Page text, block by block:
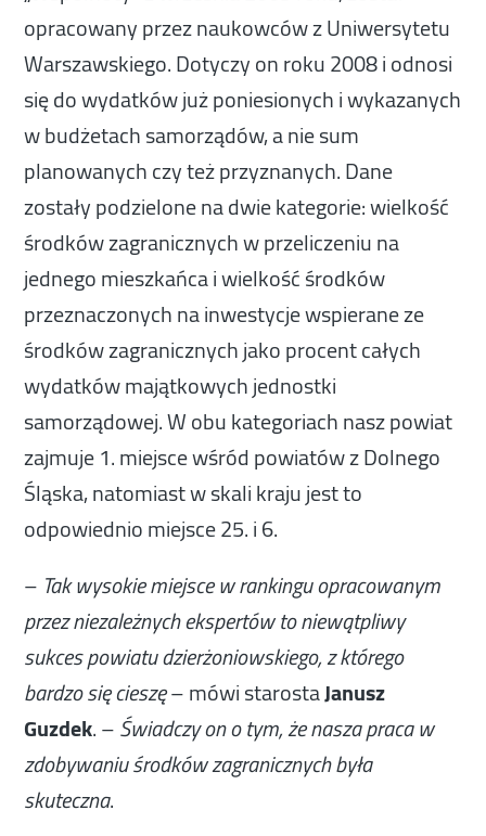
opracowany przez naukowców z Uniwersytetu
Warszawskiego. Dotyczy on roku 2008 i odnosi
się do wydatków już poniesionych i wykazanych
w budżetach samorządów, a nie sum
planowanych czy też przyznanych. Dane
zostały podzielone na dwie kategorie: wielkość
środków zagranicznych w przeliczeniu na
jednego mieszkańca i wielkość środków
przeznaczonych na inwestycje wspierane ze
środków zagranicznych jako procent całych
wydatków majątkowych jednostki
samorządowej. W obu kategoriach nasz powiat
zajmuje 1. miejsce wśród powiatów z Dolnego
Śląska, natomiast w skali kraju jest to
odpowiednio miejsce 25. i 6.
– Tak wysokie miejsce w rankingu opracowanym
przez niezależnych ekspertów to niewątpliwy
sukces powiatu dzierżoniowskiego, z którego
bardzo się cieszę– mówi starostaJanusz
Guzdek. – Świadczy on o tym, że nasza praca w
zdobywaniu środków zagranicznych była
skuteczna.